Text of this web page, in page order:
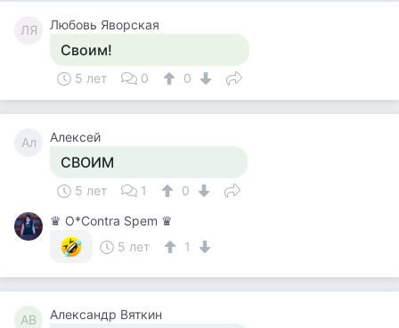
ЛЯ Любовь Яворская
Своим!
5 лет 0 0
Ал Алексей
СВОИМ
5 лет 1
0
♛ О*Contra Spem ♛
5 лет
1
АВ Александр Вяткин